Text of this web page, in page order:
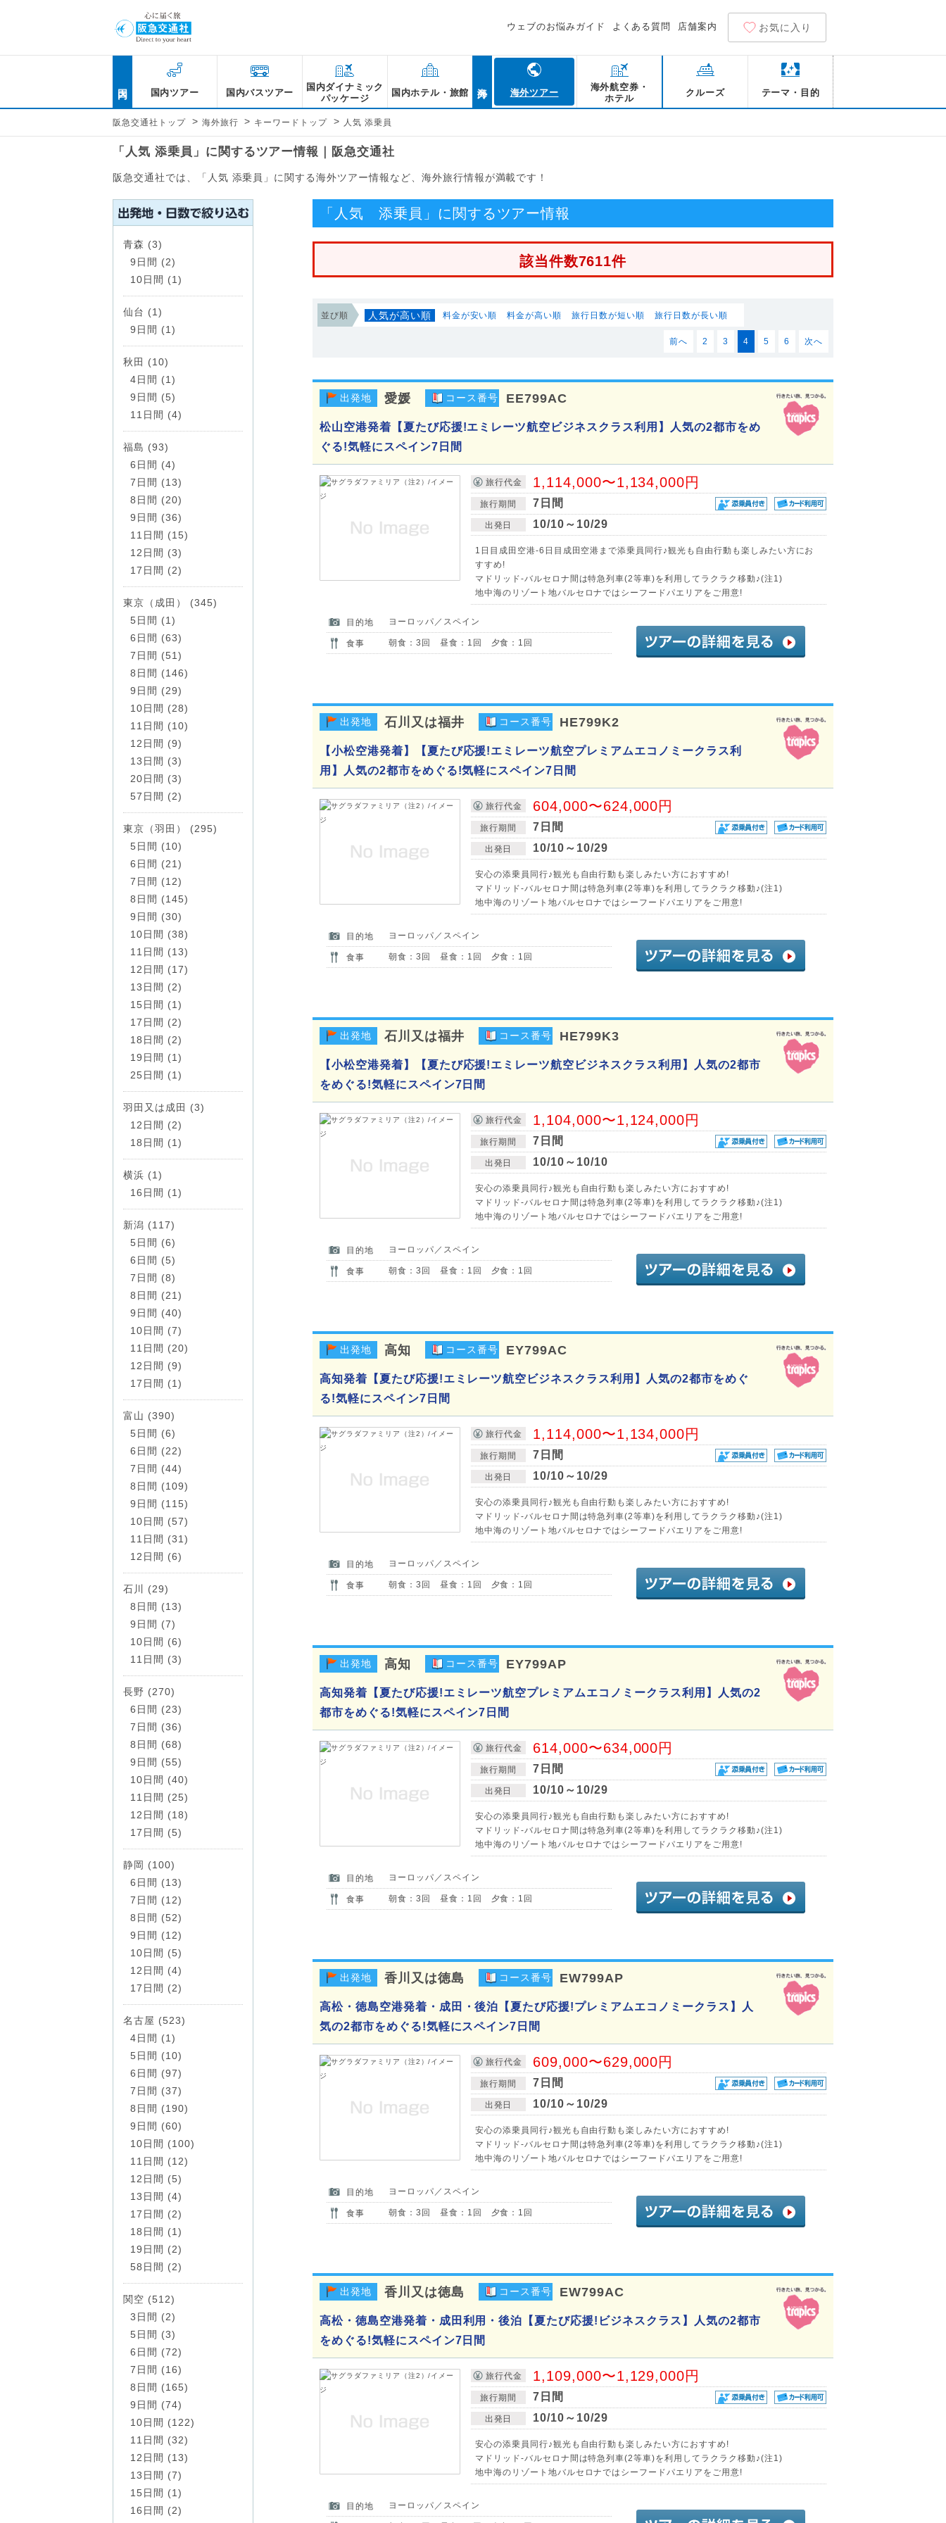
ウェブのお悩みガイド よくある質問 店舗案内 お気に入り
国内ツアー 国内バスツアー
国内ダイナミック
パッケージ
国内ホテル・旅館 海外ツアー
海外航空券・
ホテル
クルーズ テーマ・目的
阪急交通社トップ > 海外旅行 > キーワードトップ > 人気 添乗員
「人気 添乗員」に関するツアー情報｜阪急交通社
阪急交通社では、「人気 添乗員」に関する海外ツアー情報など、海外旅行情報が満載です！
「人気 添乗員」に関するツアー情報
該当件数7611件
並び順 人気が高い順 料金が安い順 料金が高い順 旅行日数が短い順 旅行日数が長い順
前へ 2 3 4 5 6 次へ
出発地 愛媛 コース番号 EE799AC
松山空港発着【夏たび応援!エミレーツ航空ビジネスクラス利用】人気の2都市をめ
ぐる!気軽にスペイン7日間
旅行代金 1,114,000〜1,134,000円
旅行期間 7日間
出発日 10/10～10/29
1日目成田空港-6日目成田空港まで添乗員同行♪観光も自由行動も楽しみたい方にお
すすめ!
マドリッド-バルセロナ間は特急列車(2等車)を利用してラクラク移動♪(注1)
地中海のリゾート地バルセロナではシーフードパエリアをご用意!
目的地 ヨーロッパ／スペイン
食事 朝食：3回 昼食：1回 夕食：1回
出発地 石川又は福井 コース番号 HE799K2
【小松空港発着】【夏たび応援!エミレーツ航空プレミアムエコノミークラス利
用】人気の2都市をめぐる!気軽にスペイン7日間
旅行代金 604,000〜624,000円
旅行期間 7日間
出発日 10/10～10/29
安心の添乗員同行♪観光も自由行動も楽しみたい方におすすめ!
マドリッド-バルセロナ間は特急列車(2等車)を利用してラクラク移動♪(注1)
地中海のリゾート地バルセロナではシーフードパエリアをご用意!
目的地 ヨーロッパ／スペイン
食事 朝食：3回 昼食：1回 夕食：1回
出発地 石川又は福井 コース番号 HE799K3
【小松空港発着】【夏たび応援!エミレーツ航空ビジネスクラス利用】人気の2都市
をめぐる!気軽にスペイン7日間
旅行代金 1,104,000〜1,124,000円
旅行期間 7日間
出発日 10/10～10/10
安心の添乗員同行♪観光も自由行動も楽しみたい方におすすめ!
マドリッド-バルセロナ間は特急列車(2等車)を利用してラクラク移動♪(注1)
地中海のリゾート地バルセロナではシーフードパエリアをご用意!
目的地 ヨーロッパ／スペイン
食事 朝食：3回 昼食：1回 夕食：1回
出発地 高知 コース番号 EY799AC
高知発着【夏たび応援!エミレーツ航空ビジネスクラス利用】人気の2都市をめぐ
る!気軽にスペイン7日間
旅行代金 1,114,000〜1,134,000円
旅行期間 7日間
出発日 10/10～10/29
安心の添乗員同行♪観光も自由行動も楽しみたい方におすすめ!
マドリッド-バルセロナ間は特急列車(2等車)を利用してラクラク移動♪(注1)
地中海のリゾート地バルセロナではシーフードパエリアをご用意!
目的地 ヨーロッパ／スペイン
食事 朝食：3回 昼食：1回 夕食：1回
出発地 高知 コース番号 EY799AP
高知発着【夏たび応援!エミレーツ航空プレミアムエコノミークラス利用】人気の2
都市をめぐる!気軽にスペイン7日間
旅行代金 614,000〜634,000円
旅行期間 7日間
出発日 10/10～10/29
安心の添乗員同行♪観光も自由行動も楽しみたい方におすすめ!
マドリッド-バルセロナ間は特急列車(2等車)を利用してラクラク移動♪(注1)
地中海のリゾート地バルセロナではシーフードパエリアをご用意!
目的地 ヨーロッパ／スペイン
食事 朝食：3回 昼食：1回 夕食：1回
出発地 香川又は徳島 コース番号 EW799AP
高松・徳島空港発着・成田・後泊【夏たび応援!プレミアムエコノミークラス】人
気の2都市をめぐる!気軽にスペイン7日間
旅行代金 609,000〜629,000円
旅行期間 7日間
出発日 10/10～10/29
安心の添乗員同行♪観光も自由行動も楽しみたい方におすすめ!
マドリッド-バルセロナ間は特急列車(2等車)を利用してラクラク移動♪(注1)
地中海のリゾート地バルセロナではシーフードパエリアをご用意!
目的地 ヨーロッパ／スペイン
食事 朝食：3回 昼食：1回 夕食：1回
出発地 香川又は徳島 コース番号 EW799AC
高松・徳島空港発着・成田利用・後泊【夏たび応援!ビジネスクラス】人気の2都市
をめぐる!気軽にスペイン7日間
旅行代金 1,109,000〜1,129,000円
旅行期間 7日間
出発日 10/10～10/29
安心の添乗員同行♪観光も自由行動も楽しみたい方におすすめ!
マドリッド-バルセロナ間は特急列車(2等車)を利用してラクラク移動♪(注1)
地中海のリゾート地バルセロナではシーフードパエリアをご用意!
目的地 ヨーロッパ／スペイン
青森 (3)
9日間 (2)
10日間 (1)
仙台 (1)
9日間 (1)
秋田 (10)
4日間 (1)
9日間 (5)
11日間 (4)
福島 (93)
6日間 (4)
7日間 (13)
8日間 (20)
9日間 (36)
11日間 (15)
12日間 (3)
17日間 (2)
東京（成田） (345)
5日間 (1)
6日間 (63)
7日間 (51)
8日間 (146)
9日間 (29)
10日間 (28)
11日間 (10)
12日間 (9)
13日間 (3)
20日間 (3)
57日間 (2)
東京（羽田） (295)
5日間 (10)
6日間 (21)
7日間 (12)
8日間 (145)
9日間 (30)
10日間 (38)
11日間 (13)
12日間 (17)
13日間 (2)
15日間 (1)
17日間 (2)
18日間 (2)
19日間 (1)
25日間 (1)
羽田又は成田 (3)
12日間 (2)
18日間 (1)
横浜 (1)
16日間 (1)
新潟 (117)
5日間 (6)
6日間 (5)
7日間 (8)
8日間 (21)
9日間 (40)
10日間 (7)
11日間 (20)
12日間 (9)
17日間 (1)
富山 (390)
5日間 (6)
6日間 (22)
7日間 (44)
8日間 (109)
9日間 (115)
10日間 (57)
11日間 (31)
12日間 (6)
石川 (29)
8日間 (13)
9日間 (7)
10日間 (6)
11日間 (3)
長野 (270)
6日間 (23)
7日間 (36)
8日間 (68)
9日間 (55)
10日間 (40)
11日間 (25)
12日間 (18)
17日間 (5)
静岡 (100)
6日間 (13)
7日間 (12)
8日間 (52)
9日間 (12)
10日間 (5)
12日間 (4)
17日間 (2)
名古屋 (523)
4日間 (1)
5日間 (10)
6日間 (97)
7日間 (37)
8日間 (190)
9日間 (60)
10日間 (100)
11日間 (12)
12日間 (5)
13日間 (4)
17日間 (2)
18日間 (1)
19日間 (2)
58日間 (2)
関空 (512)
3日間 (2)
5日間 (3)
6日間 (72)
7日間 (16)
8日間 (165)
9日間 (74)
10日間 (122)
11日間 (32)
12日間 (13)
13日間 (7)
15日間 (1)
16日間 (2)